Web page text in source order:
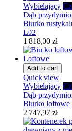
Wybielający
Dąb
Biurko
L02
1 818,00 zł
Add to cart
Quick view
Wybielający
Dąb
Biurko loftowe
2 747,97 zł